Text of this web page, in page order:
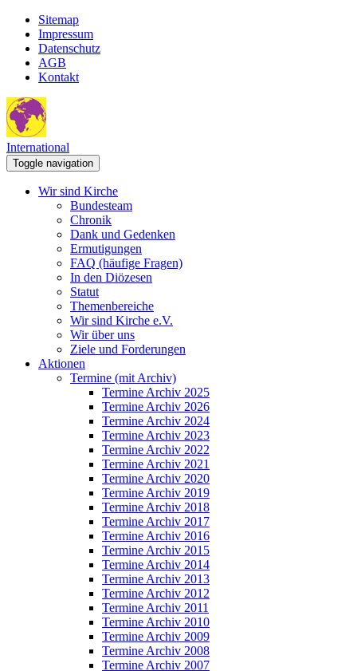
Sitemap
Impressum
Datenschutz
AGB
Kontakt
International
Toggle navigation
Wir sind Kirche
Bundesteam
Chronik
Dank und Gedenken
Ermutigungen
FAQ (häufige Fragen)
In den Diözesen
Statut
Themenbereiche
Wir sind Kirche e.V.
Wir über uns
Ziele und Forderungen
Aktionen
Termine (mit Archiv)
Termine Archiv 2025
Termine Archiv 2026
Termine Archiv 2024
Termine Archiv 2023
Termine Archiv 2022
Termine Archiv 2021
Termine Archiv 2020
Termine Archiv 2019
Termine Archiv 2018
Termine Archiv 2017
Termine Archiv 2016
Termine Archiv 2015
Termine Archiv 2014
Termine Archiv 2013
Termine Archiv 2012
Termine Archiv 2011
Termine Archiv 2010
Termine Archiv 2009
Termine Archiv 2008
Termine Archiv 2007